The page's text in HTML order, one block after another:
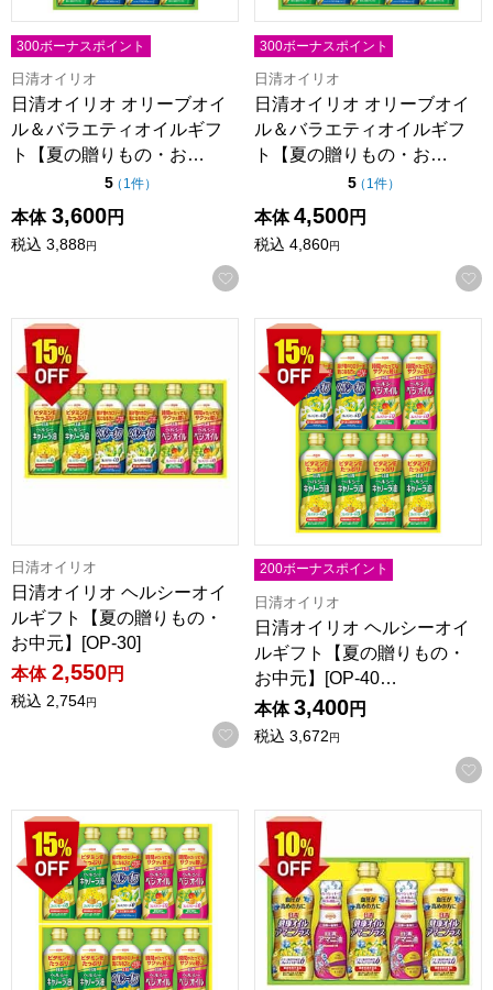
300ボーナスポイント
日清オイリオ
日清オイリオ オリーブオイ
ル＆バラエティオイルギフ
ト【夏の贈りもの・お…
5点（5点満点中）
（ 1件の評価
）
本体 3,600円
税込 3,888円
お気に入りに登録する
300ボーナスポイント
日清オイリオ
日清オイリオ オリーブオイ
ル＆バラエティオイルギフ
ト【夏の贈りもの・お…
5点（5点満点中）
（ 1件の評価
）
本体 4,500円
税込 4,860円
日清オイリオ ヘルシーオイルギフト【夏の贈りもの・お中
日清オイリオ
日清オイリオ ヘルシーオイ
ルギフト【夏の贈りもの・
お中元】[OP-30]
本体 2,550円
税込 2,754円
お気に入りに登録する
日清オイリオ ヘルシーオイ
200ボーナスポイント
日清オイリオ
日清オイリオ ヘルシーオイ
ルギフト【夏の贈りもの・
お中元】[OP-40…
本体 3,400円
税込 3,672円
日清オイリオ ヘルシーオイルギフト(2段詰)【夏の贈りもの
日清オイリオ アマニ油＆ア